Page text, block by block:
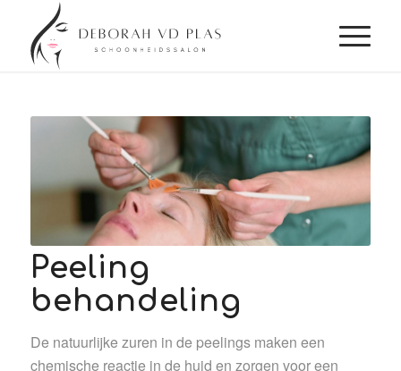
Peeling
behandeling
De natuurlijke zuren in de peelings maken een
chemische reactie in de huid en zorgen voor een